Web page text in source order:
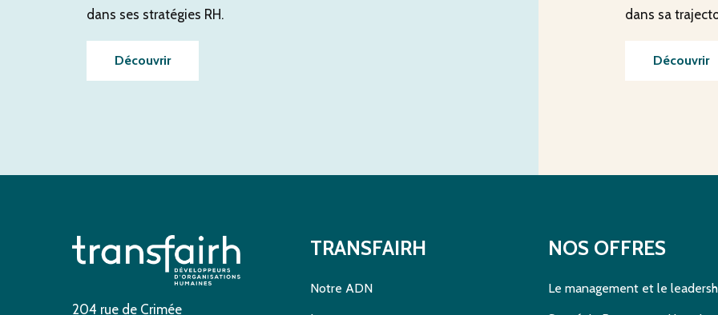
dans ses stratégies RH.
Découvrir
dans sa
Découvrir
204 rue de Crimée
TRANSFAIRH
Notre ADN
NOS OFFRES
Le management et le